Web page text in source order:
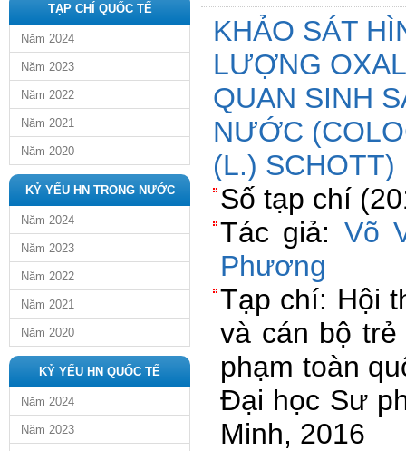
TẠP CHÍ QUỐC TẾ
Năm 2024
Năm 2023
Năm 2022
Năm 2021
Năm 2020
KỶ YẾU HN TRONG NƯỚC
Năm 2024
Năm 2023
Năm 2022
Năm 2021
Năm 2020
KỶ YẾU HN QUỐC TẾ
Năm 2024
Năm 2023
KHẢO SÁT
LƯỢNG
QUAN SINH
NƯỚC
(L.) SCHOTT)
Số tạp chí
Tác giả: Võ
Phương
Tạp chí: Hội
và cán bộ
phạm toàn
Đại học Sư
Minh, 2016